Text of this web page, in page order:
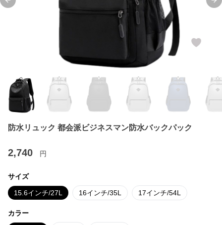
Previous slide
防水リュック 都会派ビジネスマン防水バックパック
2,740 円
サイズ
15.6インチ/27L 16インチ/35L 17インチ/54L
カラー